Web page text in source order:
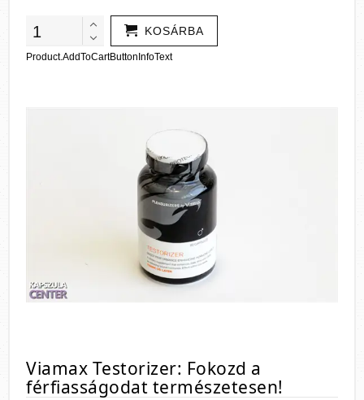
KOSÁRBA
Product.AddToCartButtonInfoText
Viamax Testorizer: Fokozd a
férfiasságodat természetesen!